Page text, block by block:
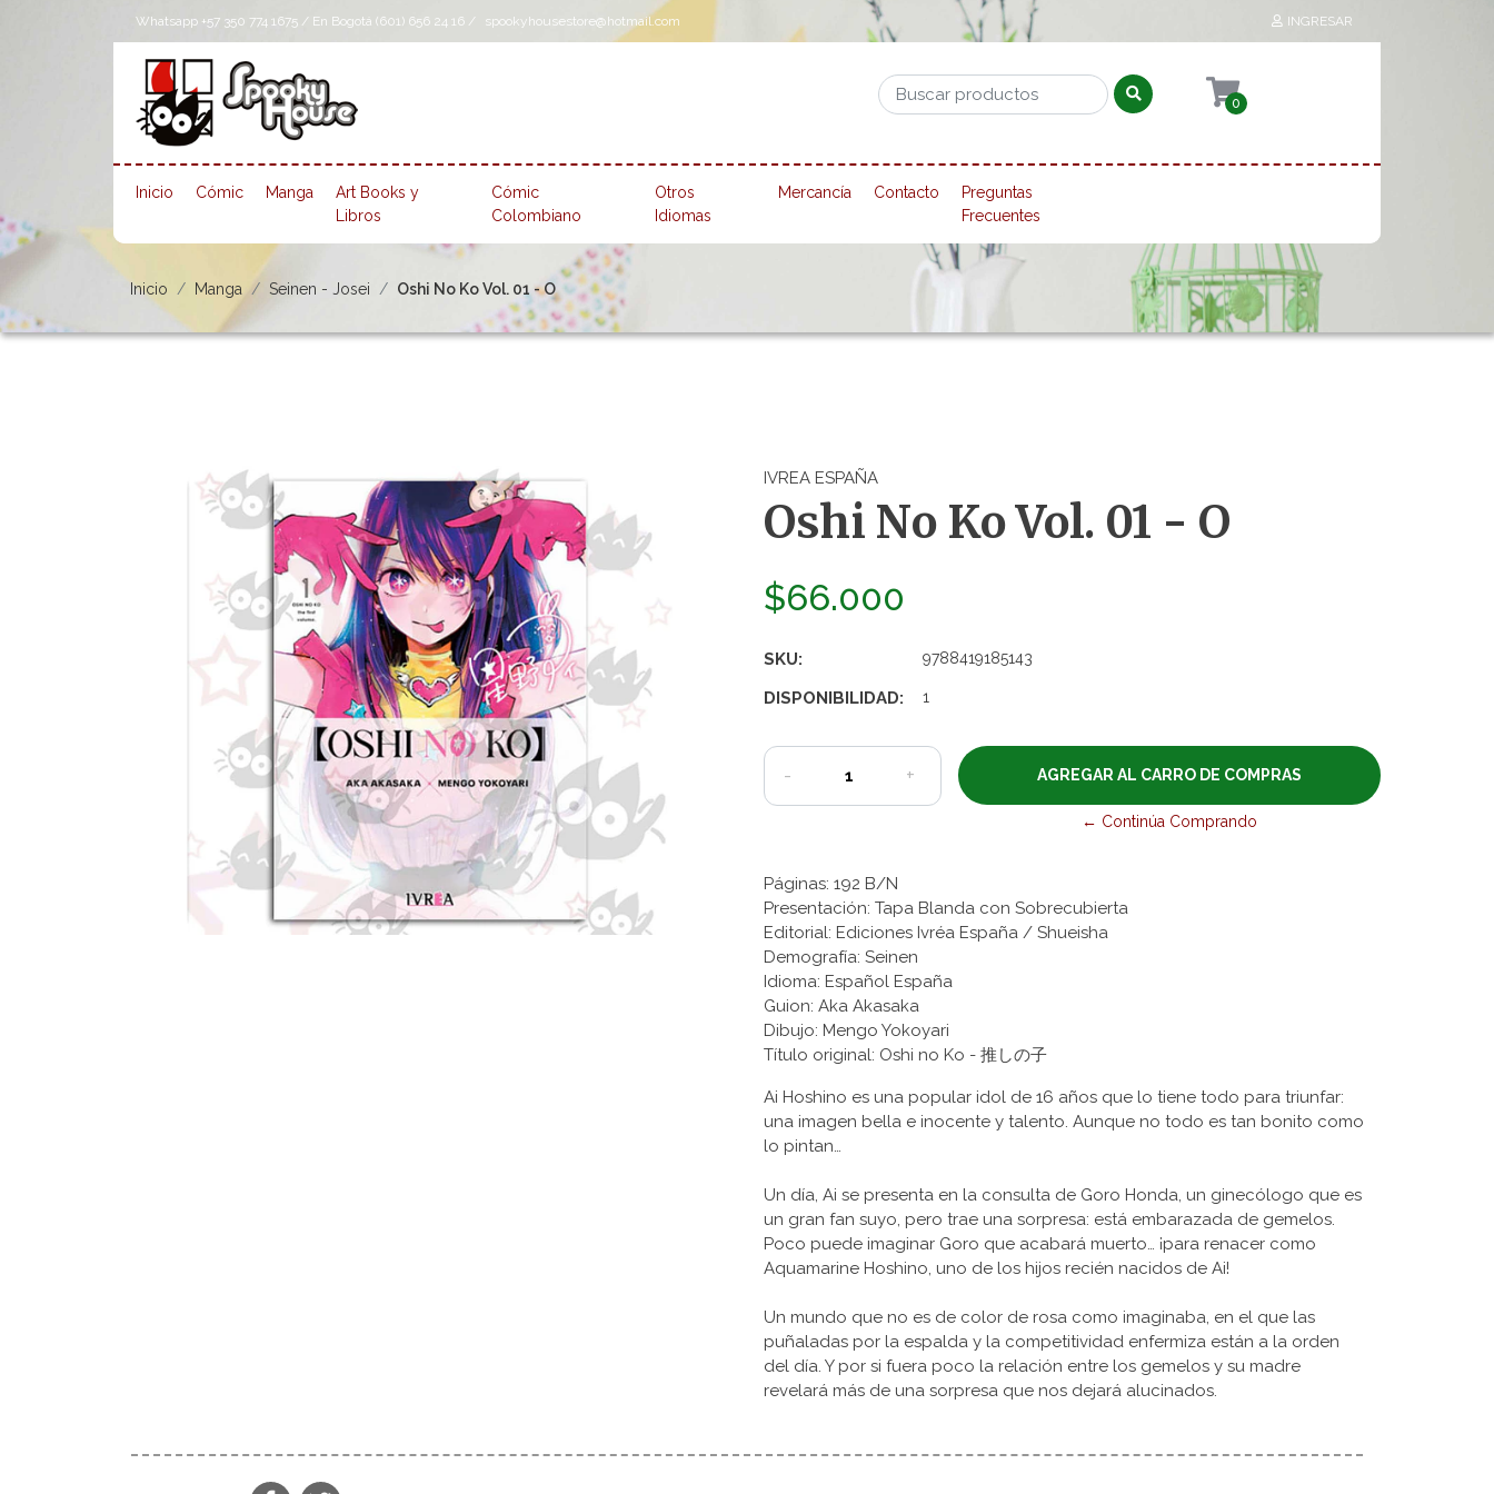
Whatsapp +57 350 774 1675 / En Bogotá (601) 656 24 16 / spookyhousestore@hotmail.com INGRESAR
0
Inicio Cómic Manga
Art Books y
Libros
Cómic
Colombiano
Otros
Idiomas
Mercancía Contacto
Preguntas
Frecuentes
Inicio Manga Seinen - Josei Oshi No Ko Vol. 01 - O
IVREA ESPAÑA
Oshi No Ko Vol. 01 - O
$66.000
SKU: 9788419185143
DISPONIBILIDAD: 1
- +
← Continúa Comprando
Páginas: 192 B/N
Presentación: Tapa Blanda con Sobrecubierta
Editorial: Ediciones Ivréa España / Shueisha
Demografía: Seinen
Idioma: Español España
Guion: Aka Akasaka
Dibujo: Mengo Yokoyari
Título original: Oshi no Ko - 推しの子
Ai Hoshino es una popular idol de 16 años que lo tiene todo para triunfar:
una imagen bella e inocente y talento. Aunque no todo es tan bonito como
lo pintan…
Un día, Ai se presenta en la consulta de Goro Honda, un ginecólogo que es
un gran fan suyo, pero trae una sorpresa: está embarazada de gemelos.
Poco puede imaginar Goro que acabará muerto… ¡para renacer como
Aquamarine Hoshino, uno de los hijos recién nacidos de Ai!
Un mundo que no es de color de rosa como imaginaba, en el que las
puñaladas por la espalda y la competitividad enfermiza están a la orden
del día. Y por si fuera poco la relación entre los gemelos y su madre
revelará más de una sorpresa que nos dejará alucinados.